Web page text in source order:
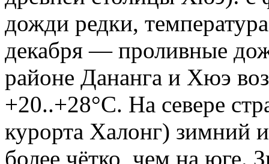
дожди редки,
декабря — проливные
районе Дананга и Хюэ
+20..+28°C. На севере
курорта Халонг) зимний
более чётко, чем на юге.